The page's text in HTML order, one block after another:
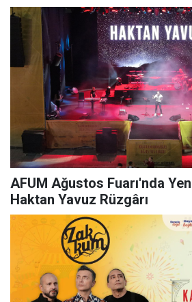
AFUM Ağustos Fuarı'nda
Haktan Yavuz Rüzgârı